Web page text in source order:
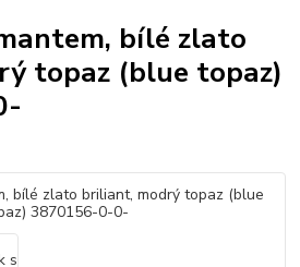
bílé zlato
topaz (blue topaz)